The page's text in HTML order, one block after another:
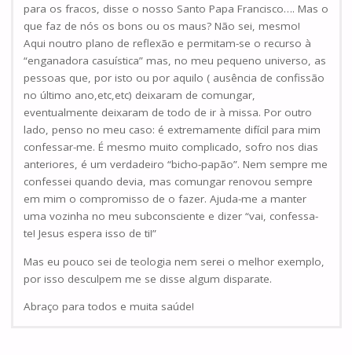
para os fracos, disse o nosso Santo Papa Francisco…. Mas o
que faz de nós os bons ou os maus? Não sei, mesmo!
Aqui noutro plano de reflexão e permitam-se o recurso à
“enganadora casuística” mas, no meu pequeno universo, as
pessoas que, por isto ou por aquilo ( ausência de confissão
no último ano,etc,etc) deixaram de comungar,
eventualmente deixaram de todo de ir à missa. Por outro
lado, penso no meu caso: é extremamente difícil para mim
confessar-me. É mesmo muito complicado, sofro nos dias
anteriores, é um verdadeiro “bicho-papão”. Nem sempre me
confessei quando devia, mas comungar renovou sempre
em mim o compromisso de o fazer. Ajuda-me a manter
uma vozinha no meu subconsciente e dizer “vai, confessa-
te! Jesus espera isso de ti!”
Mas eu pouco sei de teologia nem serei o melhor exemplo,
por isso desculpem me se disse algum disparate.
Abraço para todos e muita saúde!